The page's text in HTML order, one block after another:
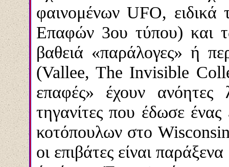
φαινομένων UFO,
Επαφών 3ου τύπου) και
βαθειά «παράλογες» ή
(Vallee, The Invisible
επαφές» έχουν ανόητες
τηγανίτες που έδωσε
κοτόπουλων στο
οι επιβάτες είναι